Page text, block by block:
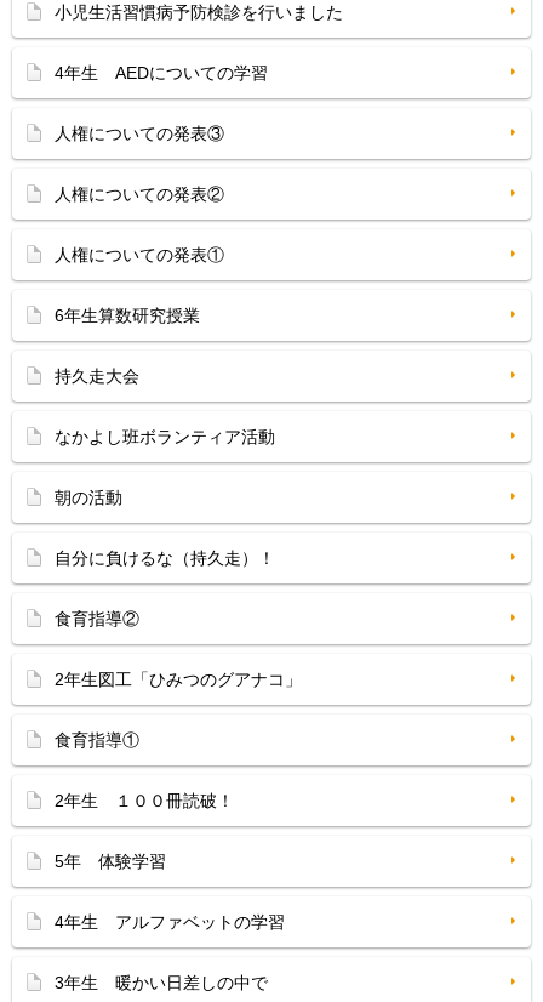
小児生活習慣病予防検診を行いました
4年生 AEDについての学習
人権についての発表③
人権についての発表②
人権についての発表①
6年生算数研究授業
持久走大会
なかよし班ボランティア活動
朝の活動
自分に負けるな（持久走）！
食育指導②
2年生図工「ひみつのグアナコ」
食育指導①
2年生 １００冊読破！
5年 体験学習
4年生 アルファベットの学習
3年生 暖かい日差しの中で